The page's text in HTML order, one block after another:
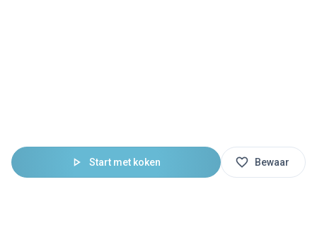
Start met koken Bewaar